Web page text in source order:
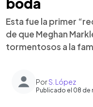
Esta fue la primer
de que Meghan
tormentosos a la
PorS. López
Publicado el 08 de